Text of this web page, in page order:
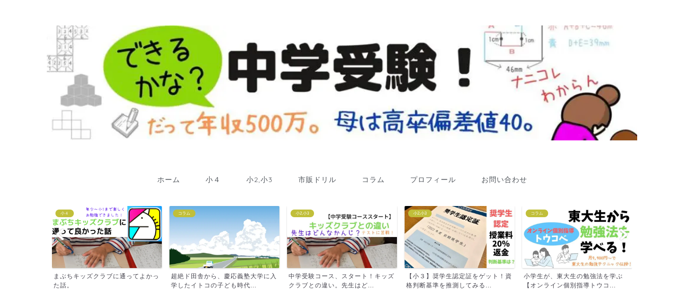
ホーム 小４ 小2,小3 市販ドリル コラム プロフィール お問い合わせ
小４
まぶちキッズクラブに通ってよかっ
た話。
コラム
超絶ド田舎から、慶応義塾大学に入
学したイトコの子ども時代...
小2,小3
中学受験コース、スタート！キッズ
クラブとの違い。先生はど...
小2,小3
【小３】奨学生認定証をゲット！資
格判断基準を推測してみる...
コラム
小学生が、東大生の勉強法を学ぶ
【オンライン個別指導トウコ...